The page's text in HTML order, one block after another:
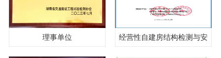
理事单位 经营性自建房结构检测与安